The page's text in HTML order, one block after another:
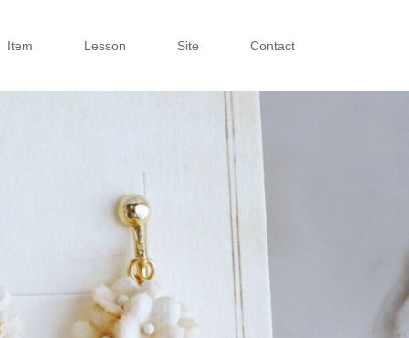
Item Lesson Site Contact